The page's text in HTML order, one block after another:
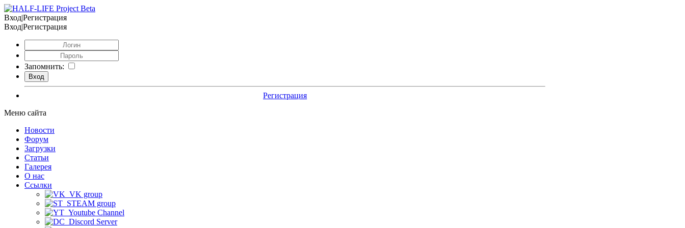
Вход|Регистрация
Вход|Регистрация
Запомнить:
Регистрация
Меню сайта
Новости
Форум
Загрузки
Статьи
Галерея
О нас
Ссылки
VK group
STEAM group
Youtube Channel
Discord Server